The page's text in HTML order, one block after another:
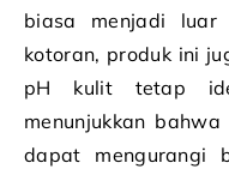
biasa menjadi luar
kotoran, produk ini
pH kulit tetap
menunjukkan
dapat mengurangi